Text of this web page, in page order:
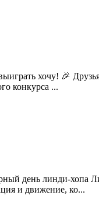
хочу! 🎉
конкурса ...
день линди-хопа
и движение, ко...